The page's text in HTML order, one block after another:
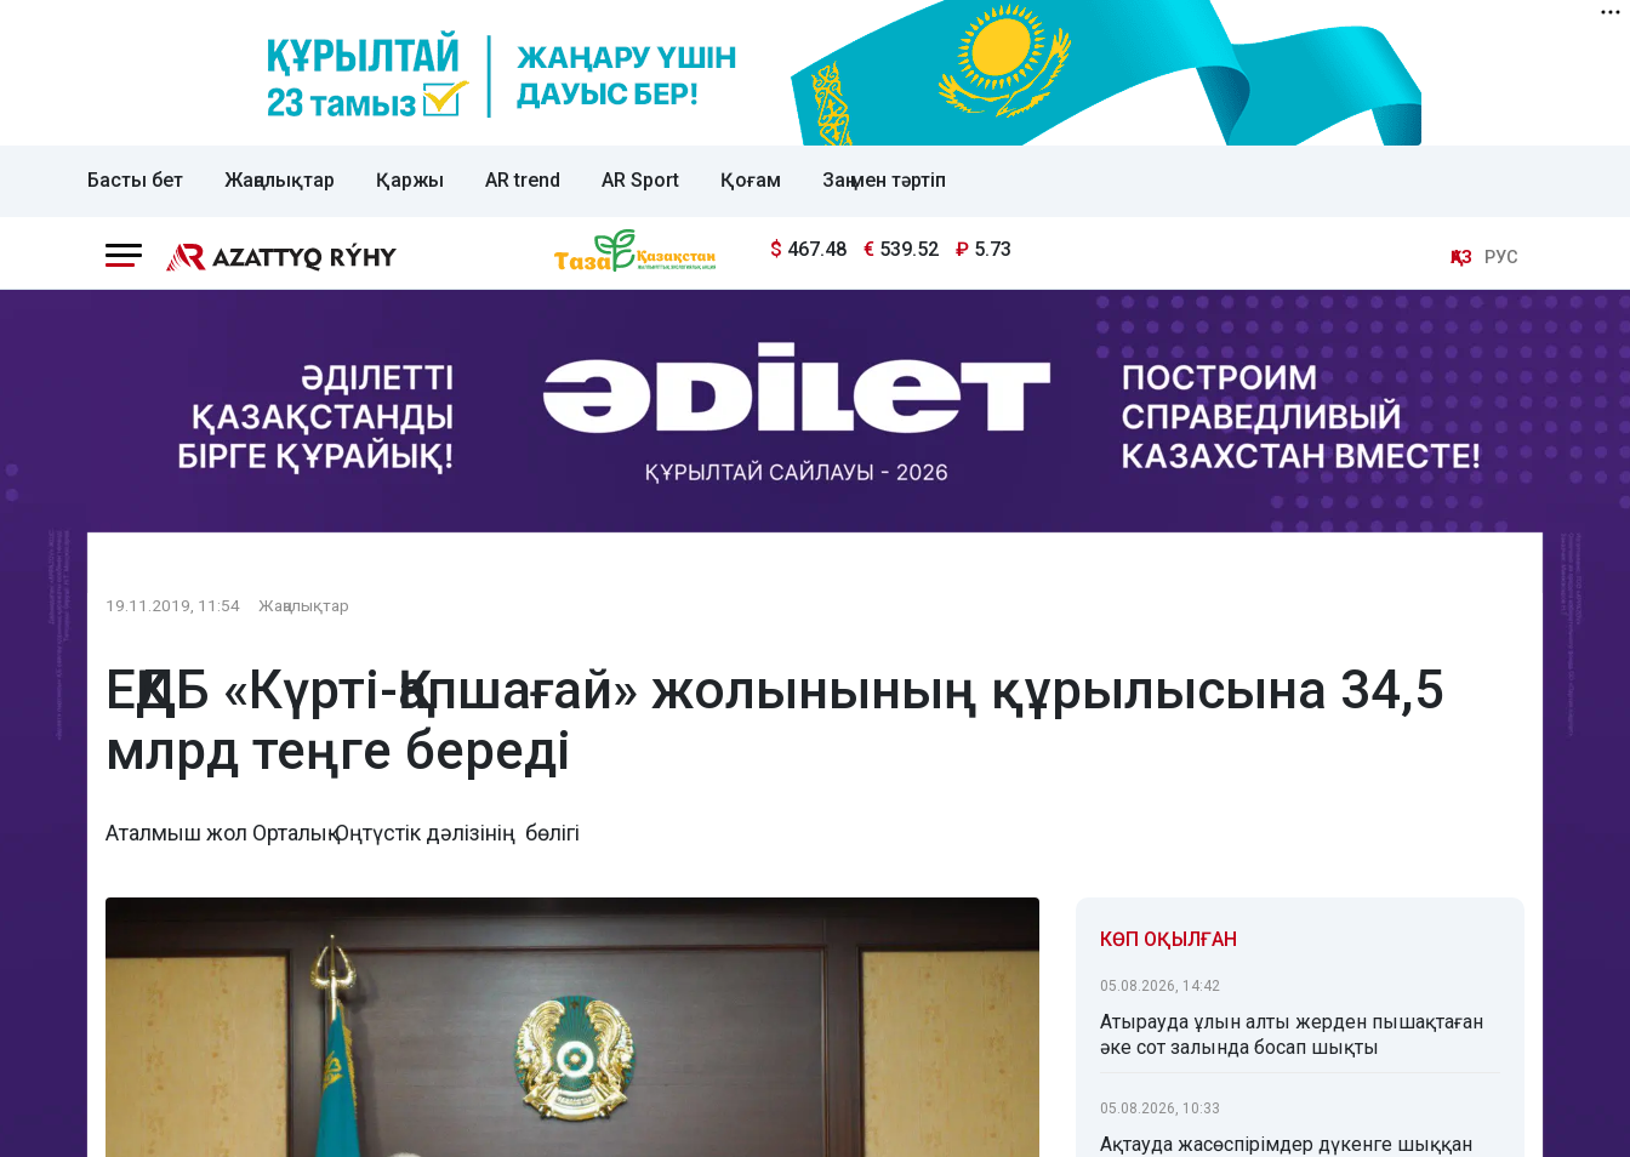
Басты бет Жаңалықтар Қаржы AR trend AR Sport Қоғам Заң мен тәртіп
$ 467.48 € 539.52 ₽ 5.73 ҚАЗ РУС
19.11.2019, 11:54 Жаңалықтар
ЕҚҚДБ «Күрті-Қапшағай» жолынының құрылысына 34,5
млрд теңге береді
Аталмыш жол Орталық-Оңтүстік дәлізінің бөлігі
КӨП ОҚЫЛҒАН
05.08.2026, 14:42
Атырауда ұлын алты жерден пышақтаған
әке сот залында босап шықты
05.08.2026, 10:33
Ақтауда жасөспірімдер дүкенге шыққан